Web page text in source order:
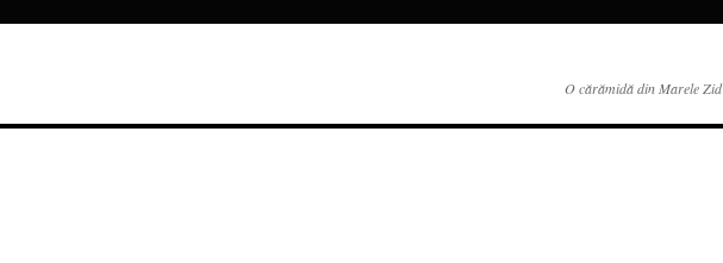
O cărămidă din Marele Zid